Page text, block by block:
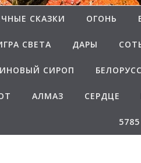
СКАЗКИ ОГОНЬ
СВЕТА ДАРЫ
СИРОП
АЛМАЗ СЕРДЦЕ
5785